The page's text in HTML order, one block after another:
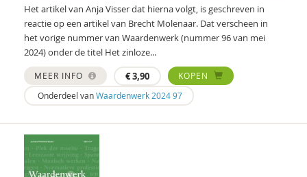
Joep Dohmen
Simone van Dongen
Olivier van Donk
prof. dr. Peter Derkx
Joachim Duyndam
Het artikel van Anja Visser dat hierna volgt, is geschreven in
reactie op een artikel van Brecht Molenaar. Dat verscheen in
het vorige nummer van Waardenwerk (nummer 96 van mei
2024) onder de titel Het zinloze...
MEER INFO €3,90
KOPEN
Onderdeel vanWaardenwerk 2024 97